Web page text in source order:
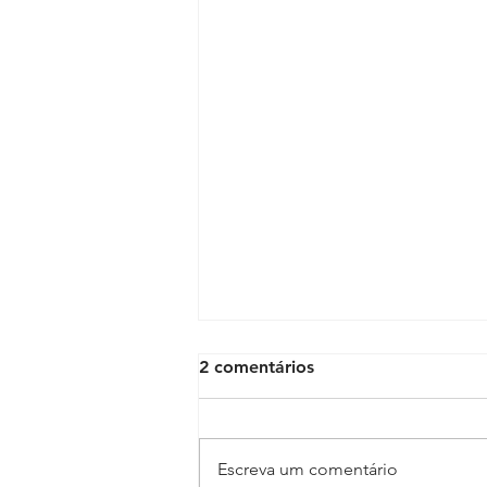
2 comentários
Escreva um comentário